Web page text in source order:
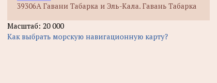
39306А Гавани Табарка и Эль-Кала. Гавань Табарка
Масштаб: 20 000
Как выбрать морскую навигационную карту?